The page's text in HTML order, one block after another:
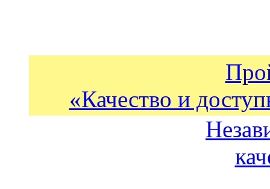
«Качество и